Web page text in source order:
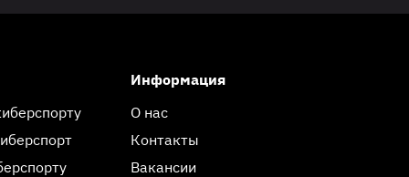
Информация
О нас
Контакты
Вакансии